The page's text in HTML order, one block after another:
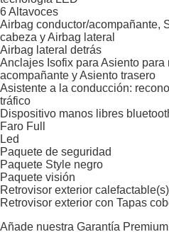
6 Altavoces
Airbag conductor/acompañante,
cabeza y Airbag lateral
Airbag lateral detrás
Anclajes Isofix para Asiento para
acompañante y Asiento trasero
Asistente a la conducción:
tráfico
Dispositivo manos libres
Faro Full
Led
Paquete de seguridad
Paquete Style negro
Paquete visión
Retrovisor exterior calefactable(s)
Retrovisor exterior con Tapas
Añade nuestra Garantía